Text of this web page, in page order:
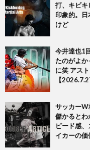
打、キビキ
印象的。
けど
今井達也1
たのがよか
に笑 アス
【
サッカーW
儲かるとわ
ピード感
イカーの価